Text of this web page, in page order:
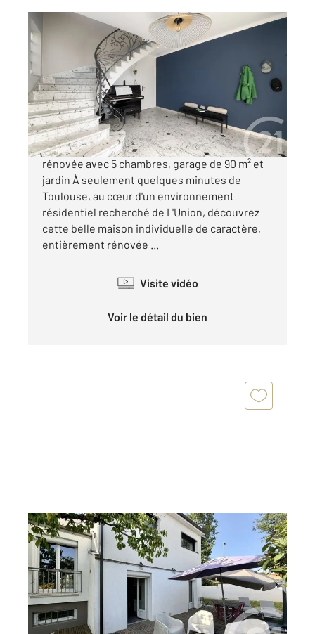
, 6 pièces
Ref : 75896
Maison à vendre
450 000 €
L'UNION Demeure familiale entièrement
rénovée avec 5 chambres, garage de 90 m² et
jardin À seulement quelques minutes de
Toulouse, au cœur d'un environnement
résidentiel recherché de L'Union, découvrez
cette belle maison individuelle de caractère,
entièrement rénovée ...
Visite vidéo
Voir le détail du bien
L UNION 31
165 m2, 7 pièces
Ref : 75451
Maison à vendre
470 000 €